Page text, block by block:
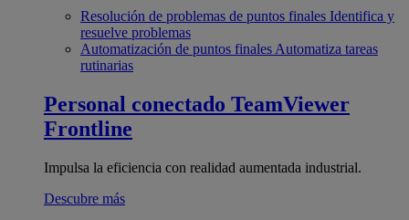
Resolución de problemas de puntos finales Identifica y
resuelve problemas
Automatización de puntos finales Automatiza tareas
rutinarias
Personal conectado TeamViewer
Frontline
Impulsa la eficiencia con realidad aumentada industrial.
Descubre más